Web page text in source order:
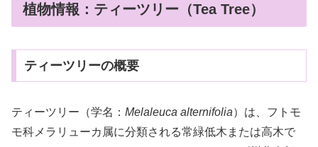
植物情報：ティーツリー（Tea Tree）
ティーツリーの概要
ティーツリー（学名： Melaleuca alternifolia）は、フトモ
モ科メラリューカ属に分類される常緑低木または高木で